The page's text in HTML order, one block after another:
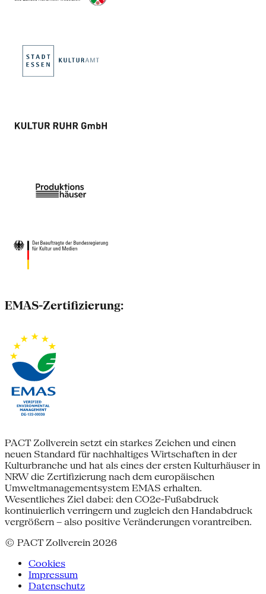
EMAS-Zertifizierung:
PACT Zollverein setzt ein starkes Zeichen und einen
neuen Standard für nachhaltiges Wirtschaften in der
Kulturbranche und hat als eines der ersten Kulturhäuser in
NRW die Zertifizierung nach dem europäischen
Umweltmanagementsystem EMAS erhalten.
Wesentliches Ziel dabei: den CO2e-Fußabdruck
kontinuierlich verringern und zugleich den Handabdruck
vergrößern – also positive Veränderungen vorantreiben.
© PACT Zollverein 2026
Cookies
Impressum
Datenschutz